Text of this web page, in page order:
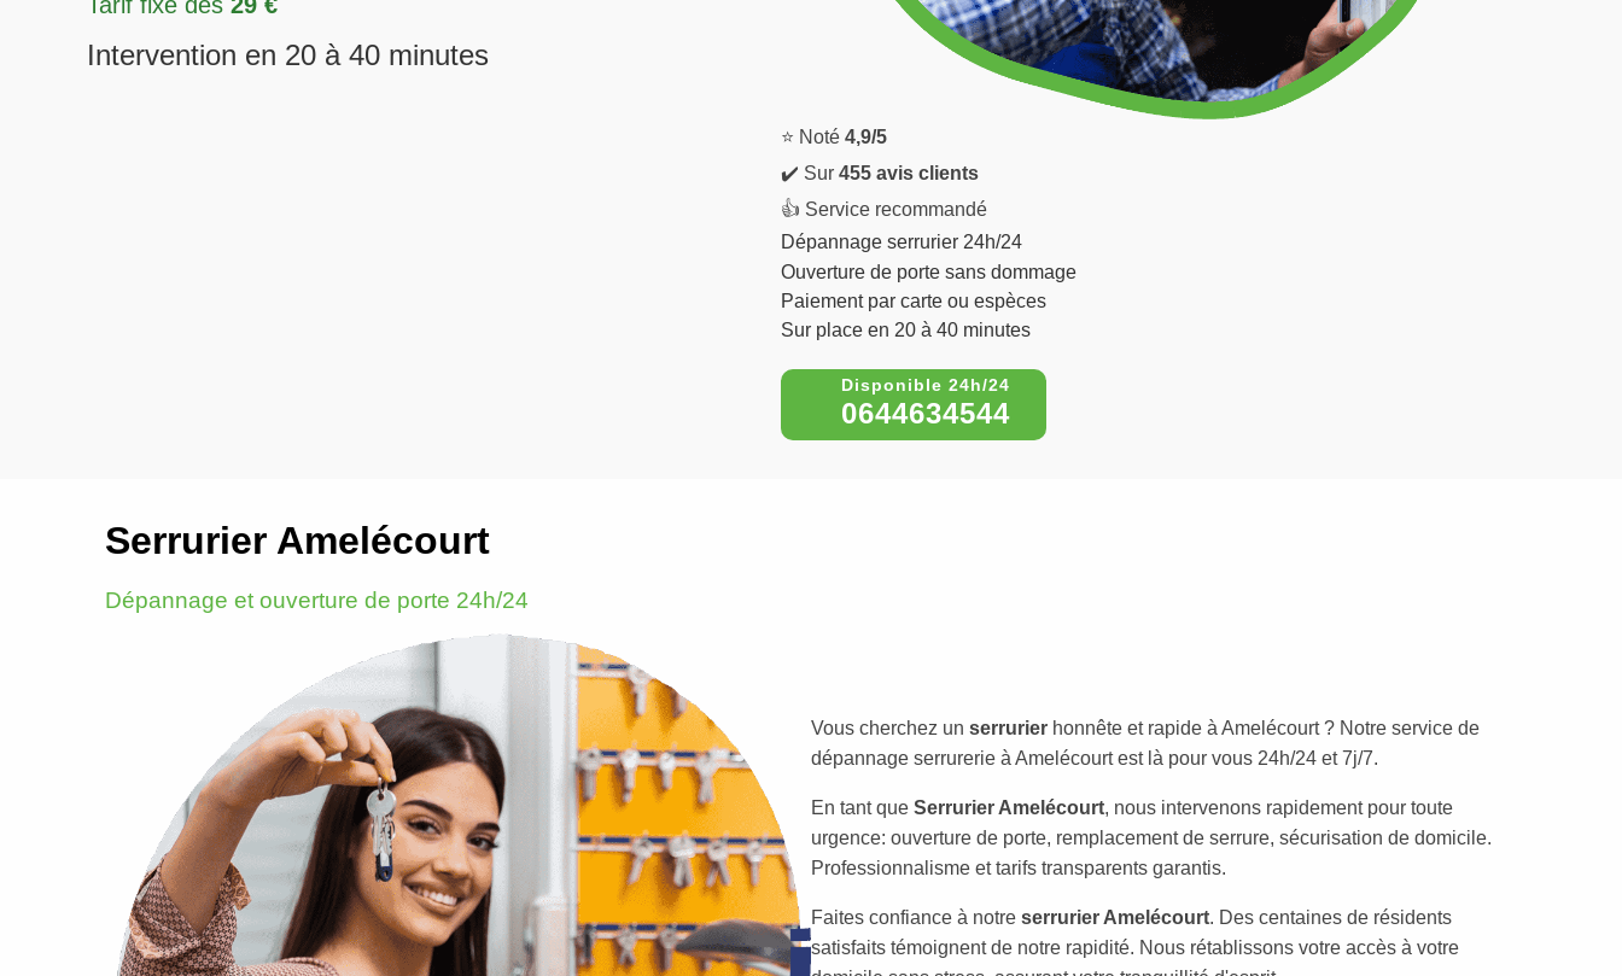
Tarif fixe dès 29 €
Intervention en 20 à 40 minutes
⭐ Noté 4,9/5
✔️ Sur 455 avis clients
👍 Service recommandé
Dépannage serrurier 24h/24
Ouverture de porte sans dommage
Paiement par carte ou espèces
Sur place en 20 à 40 minutes
0644634544
Serrurier Amelécourt
Dépannage et ouverture de porte 24h/24
Vous cherchez un serrurier honnête et rapide à Amelécourt ? Notre service de
dépannage serrurerie à Amelécourt est là pour vous 24h/24 et 7j/7.
En tant que Serrurier Amelécourt, nous intervenons rapidement pour toute
urgence: ouverture de porte, remplacement de serrure, sécurisation de domicile.
Professionnalisme et tarifs transparents garantis.
Faites confiance à notre serrurier Amelécourt. Des centaines de résidents
satisfaits témoignent de notre rapidité. Nous rétablissons votre accès à votre